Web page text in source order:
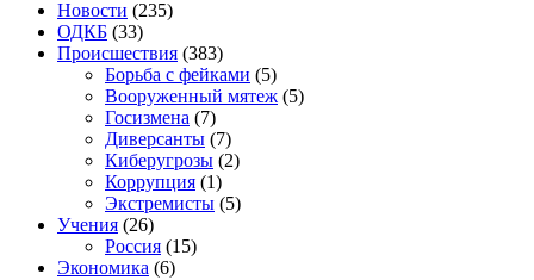
Новости (235)
ОДКБ (33)
Происшествия (383)
Борьба с фейками (5)
Вооруженный мятеж (5)
Госизмена (7)
Диверсанты (7)
Киберугрозы (2)
Коррупция (1)
Экстремисты (5)
Учения (26)
Россия (15)
Экономика (6)